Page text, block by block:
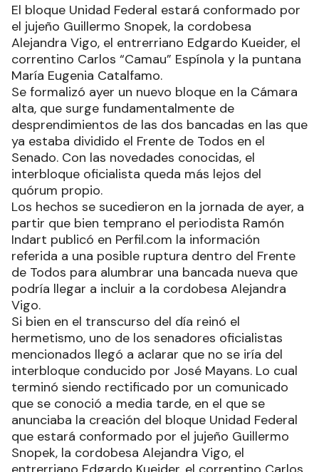
El bloque Unidad Federal estará conformado por
el jujeño Guillermo Snopek, la cordobesa
Alejandra Vigo, el entrerriano Edgardo Kueider, el
correntino Carlos “Camau” Espínola y la puntana
María Eugenia Catalfamo.
Se formalizó ayer un nuevo bloque en la Cámara
alta, que surge fundamentalmente de
desprendimientos de las dos bancadas en las que
ya estaba dividido el Frente de Todos en el
Senado. Con las novedades conocidas, el
interbloque oficialista queda más lejos del
quórum propio.
Los hechos se sucedieron en la jornada de ayer, a
partir que bien temprano el periodista Ramón
Indart publicó en Perfil.com la información
referida a una posible ruptura dentro del Frente
de Todos para alumbrar una bancada nueva que
podría llegar a incluir a la cordobesa Alejandra
Vigo.
Si bien en el transcurso del día reinó el
hermetismo, uno de los senadores oficialistas
mencionados llegó a aclarar que no se iría del
interbloque conducido por José Mayans. Lo cual
terminó siendo rectificado por un comunicado
que se conoció a media tarde, en el que se
anunciaba la creación del bloque Unidad Federal
que estará conformado por el jujeño Guillermo
Snopek, la cordobesa Alejandra Vigo, el